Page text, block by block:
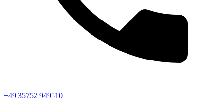
+49 35752 949510